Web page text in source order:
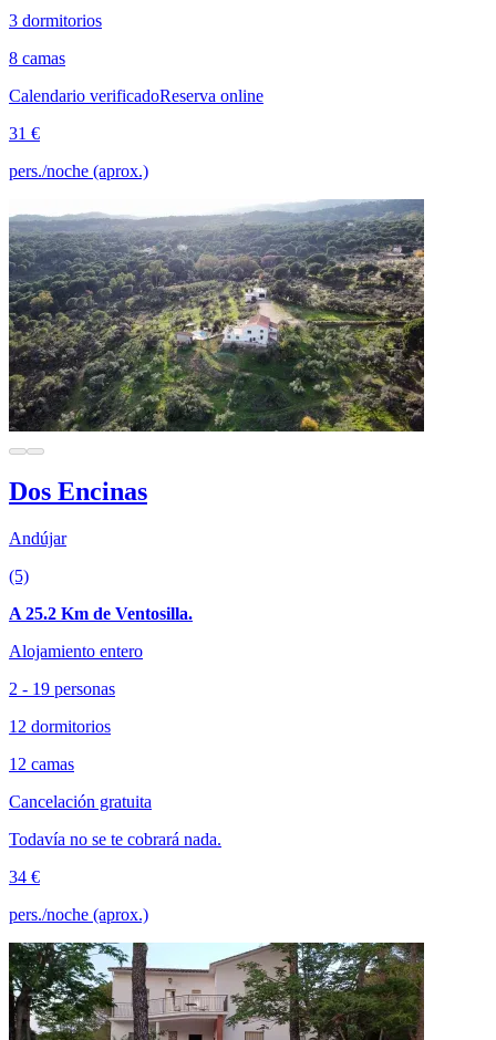
3 dormitorios
8 camas
Calendario verificadoReserva online
31 €
pers./noche (aprox.)
Dos Encinas
Andújar
(5)
A 25.2 Km de Ventosilla.
Alojamiento entero
2 - 19 personas
12 dormitorios
12 camas
Cancelación gratuita
Todavía no se te cobrará nada.
34 €
pers./noche (aprox.)